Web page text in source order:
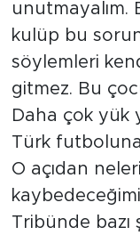
unutmayalım.
kulüp bu
söylemleri
gitmez. Bu
Daha çok yük
Türk futboluna
O açıdan
Tribünde